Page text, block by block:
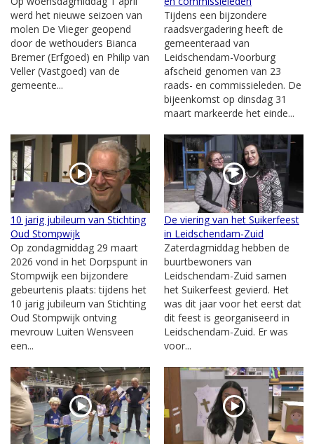
werd het nieuwe seizoen van
molen De Vlieger geopend
door de wethouders Bianca
Bremer (Erfgoed) en Philip van
Veller (Vastgoed) van de
gemeente...
Tijdens een bijzondere
raadsvergadering heeft de
gemeenteraad van
Leidschendam-Voorburg
afscheid genomen van 23
raads- en commissieleden. De
bijeenkomst op dinsdag 31
maart markeerde het einde...
10 jarig jubileum van Stichting
Oud Stompwijk
Op zondagmiddag 29 maart
2026 vond in het Dorpspunt in
Stompwijk een bijzondere
gebeurtenis plaats: tijdens het
10 jarig jubileum van Stichting
Oud Stompwijk ontving
mevrouw Luiten Wensveen
een...
De viering van het Suikerfeest
in Leidschendam-Zuid
Zaterdagmiddag hebben de
buurtbewoners van
Leidschendam-Zuid samen
het Suikerfeest gevierd. Het
was dit jaar voor het eerst dat
dit feest is georganiseerd in
Leidschendam-Zuid. Er was
voor...